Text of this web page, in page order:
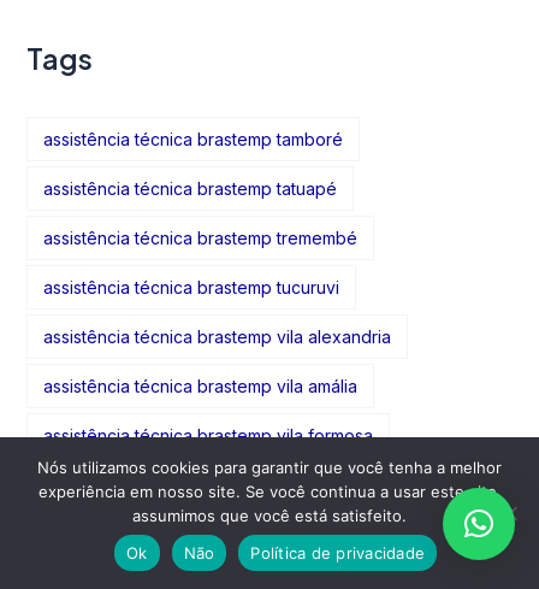
Tags
assistência técnica brastemp tamboré
assistência técnica brastemp tatuapé
assistência técnica brastemp tremembé
assistência técnica brastemp tucuruvi
assistência técnica brastemp vila alexandria
assistência técnica brastemp vila amália
assistência técnica brastemp vila formosa
assistência técnica brastemp vila gomes cardim
assistência técnica brastemp vila guarani
Nós utilizamos cookies para garantir que você tenha a melhor
experiência em nosso site. Se você continua a usar este site,
assumimos que você está satisfeito.
Ok
Não Política de privacidade